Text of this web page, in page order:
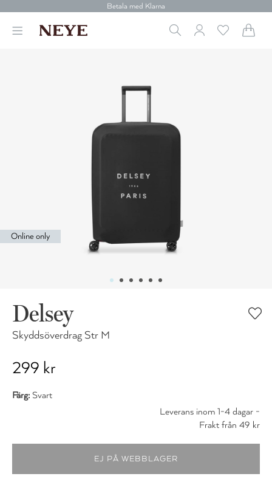
Betala med Klarna
Gratis frakt över 699 kr.
Online only
Delsey
Skyddsöverdrag Str M
299 kr
Färg: Svart
Leverans inom 1-4 dagar -
Frakt från 49 kr